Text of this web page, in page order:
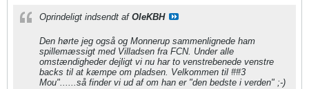
Oprindeligt indsendt af OleKBH
Den hørte jeg også og Monnerup sammenlignede ham
spillemæssigt med Villadsen fra FCN. Under alle
omstændigheder dejligt vi nu har to venstrebenede venstre
backs til at kæmpe om pladsen. Velkommen til ##3
Mou"......så finder vi ud af om han er "den bedste i verden" ;-)